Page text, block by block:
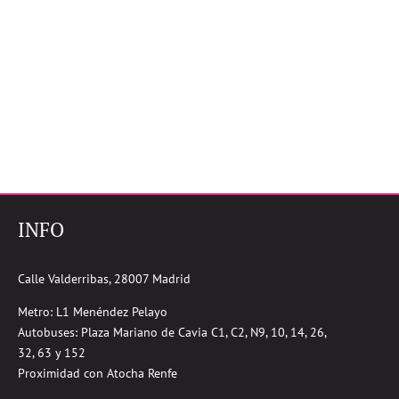
INFO
Calle Valderribas, 28007 Madrid
Metro: L1 Menéndez Pelayo
Autobuses: Plaza Mariano de Cavia C1, C2, N9, 10, 14, 26,
32, 63 y 152
Proximidad con Atocha Renfe